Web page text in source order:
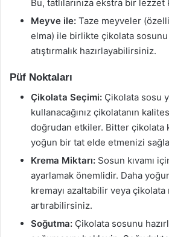
Bu, tatlılarınıza ekstra bir lezzet
Meyve ile: Taze meyveler
elma) ile birlikte çikolata sosunu
atıştırmalık hazırlayabilirsiniz.
Püf Noktaları
Çikolata Seçimi: Çikolata sosu
kullanacağınız çikolatanın
doğrudan etkiler. Bitter çikolata
yoğun bir tat elde etmenizi
Krema Miktarı: Sosun kıvamı
ayarlamak önemlidir. Daha
kremayı azaltabilir veya çikolata
artırabilirsiniz.
Soğutma: Çikolata sosunu